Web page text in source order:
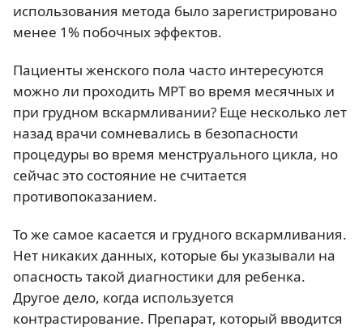
использования метода было зарегистрировано
менее 1% побочных эффектов.
Пациенты женского пола часто интересуются
можно ли проходить МРТ во время месячных и
при грудном вскармливании? Еще несколько лет
назад врачи сомневались в безопасности
процедуры во время менструального цикла, но
сейчас это состояние не считается
противопоказанием.
То же самое касается и грудного вскармливания.
Нет никаких данных, которые бы указывали на
опасность такой диагностики для ребенка.
Другое дело, когда используется
контрастирование. Препарат, который вводится